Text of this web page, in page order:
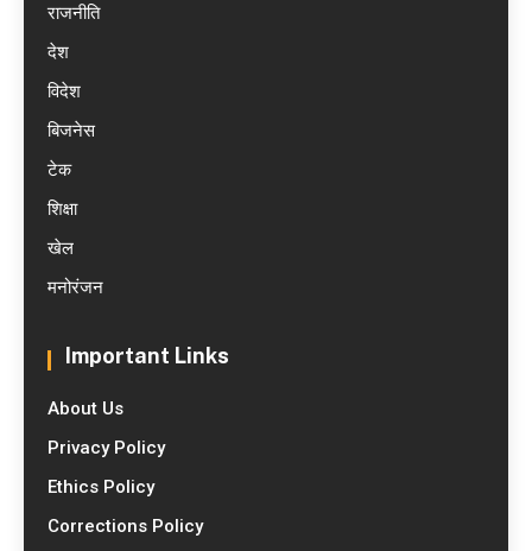
राजनीति
देश
विदेश
बिजनेस
टेक
शिक्षा
खेल
मनोरंजन
Important Links
About Us
Privacy Policy
Ethics Policy
Corrections Policy